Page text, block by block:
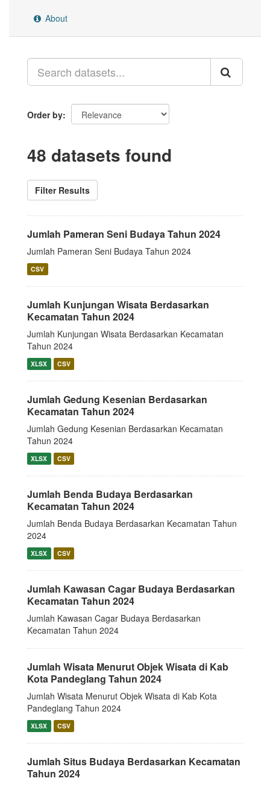
About
Order by
48 datasets found
Filter Results
Jumlah Pameran Seni Budaya Tahun 2024
Jumlah Pameran Seni Budaya Tahun 2024
CSV
Jumlah Kunjungan Wisata Berdasarkan
Kecamatan Tahun 2024
Jumlah Kunjungan Wisata Berdasarkan Kecamatan
Tahun 2024
XLSX CSV
Jumlah Gedung Kesenian Berdasarkan
Kecamatan Tahun 2024
Jumlah Gedung Kesenian Berdasarkan Kecamatan
Tahun 2024
XLSX CSV
Jumlah Benda Budaya Berdasarkan
Kecamatan Tahun 2024
Jumlah Benda Budaya Berdasarkan Kecamatan Tahun
2024
XLSX CSV
Jumlah Kawasan Cagar Budaya Berdasarkan
Kecamatan Tahun 2024
Jumlah Kawasan Cagar Budaya Berdasarkan
Kecamatan Tahun 2024
Jumlah Wisata Menurut Objek Wisata di Kab
Kota Pandeglang Tahun 2024
Jumlah Wisata Menurut Objek Wisata di Kab Kota
Pandeglang Tahun 2024
XLSX CSV
Jumlah Situs Budaya Berdasarkan Kecamatan
Tahun 2024